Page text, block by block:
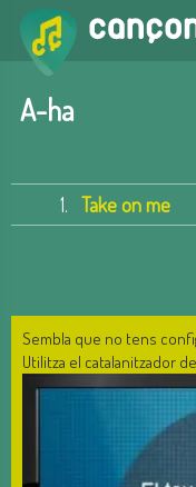
A-ha
1. Take on me
Sembla que no tens
Utilitza el catalanitzador